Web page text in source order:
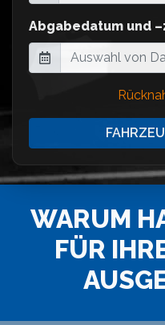
Abgabedatum und
WARUM
FÜR